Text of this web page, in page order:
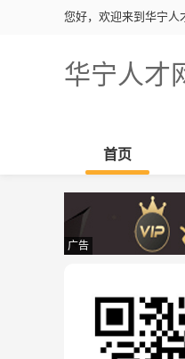
您好，欢迎来到华宁人
华宁人才
首页
广告